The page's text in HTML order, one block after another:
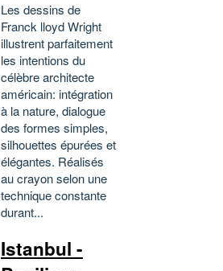
Les dessins de
Franck lloyd Wright
illustrent parfaitement
les intentions du
célèbre architecte
américain: intégration
à la nature, dialogue
des formes simples,
silhouettes épurées et
élégantes. Réalisés
au crayon selon une
technique constante
durant...
Istanbul -